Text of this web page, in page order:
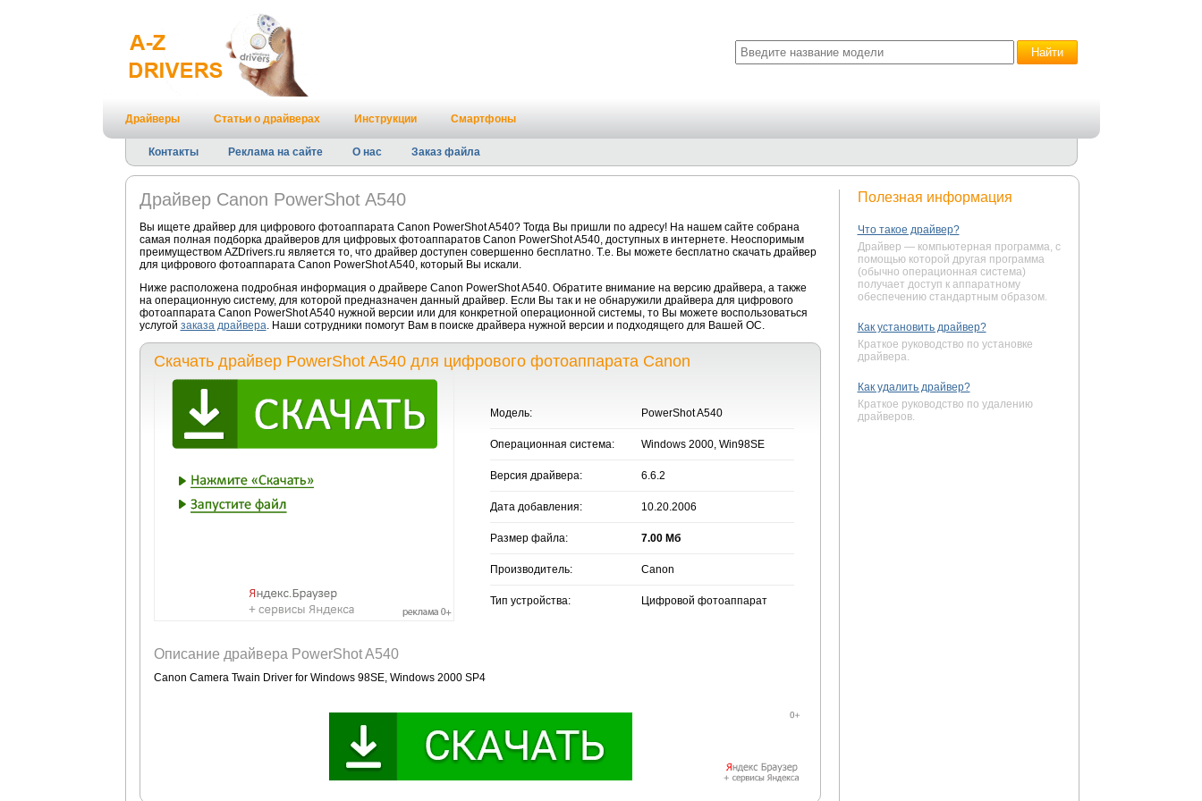
Драйверы Статьи о драйверах Инструкции Смартфоны
Контакты Реклама на сайте О нас Заказ файла
Драйвер Canon PowerShot A540
Вы ищете драйвер для цифрового фотоаппарата Canon PowerShot A540? Тогда Вы пришли по адресу! На нашем сайте собрана
самая полная подборка драйверов для цифровых фотоаппаратов Canon PowerShot A540, доступных в интернете. Неоспоримым
преимуществом AZDrivers.ru является то, что драйвер доступен совершенно бесплатно. Т.е. Вы можете бесплатно скачать драйвер
для цифрового фотоаппарата Canon PowerShot A540, который Вы искали.
Ниже расположена подробная информация о драйвере Canon PowerShot A540. Обратите внимание на версию драйвера, а также
на операционную систему, для которой предназначен данный драйвер. Если Вы так и не обнаружили драйвера для цифрового
фотоаппарата Canon PowerShot A540 нужной версии или для конкретной операционной системы, то Вы можете воспользоваться
услугой заказа драйвера. Наши сотрудники помогут Вам в поиске драйвера нужной версии и подходящего для Вашей ОС.
Скачать драйвер PowerShot A540 для цифрового фотоаппарата Canon
Модель: PowerShot A540
Операционная система: Windows 2000, Win98SE
Версия драйвера: 6.6.2
Дата добавления: 10.20.2006
Размер файла: 7.00 Мб
Производитель: Canon
Тип устройства: Цифровой фотоаппарат
Описание драйвера PowerShot A540
Canon Camera Twain Driver for Windows 98SE, Windows 2000 SP4
Полезная информация
Что такое драйвер?
Драйвер — компьютерная программа, с
помощью которой другая программа
(обычно операционная система)
получает доступ к аппаратному
обеспечению стандартным образом.
Как установить драйвер?
Краткое руководство по установке
драйвера.
Как удалить драйвер?
Краткое руководство по удалению
драйверов.